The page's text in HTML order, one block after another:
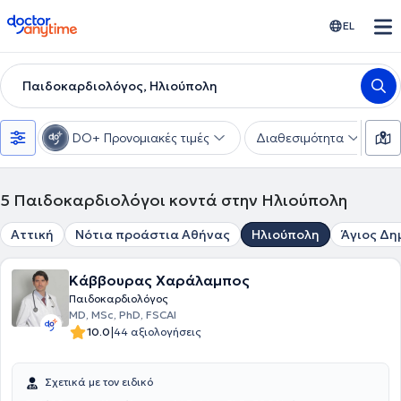
doctoranytime EL
Παιδοκαρδιολόγος, Ηλιούπολη
DO+ Προνομιακές τιμές Διαθεσιμότητα
5 Παιδοκαρδιολόγοι κοντά στην Ηλιούπολη
Αττική Νότια προάστια Αθήνας Ηλιούπολη Άγιος
Κάββουρας Χαράλαμπος
Παιδοκαρδιολόγος
MD, MSc, PhD, FSCAI
10.0|44 αξιολογήσεις
Σχετικά με τον ειδικό